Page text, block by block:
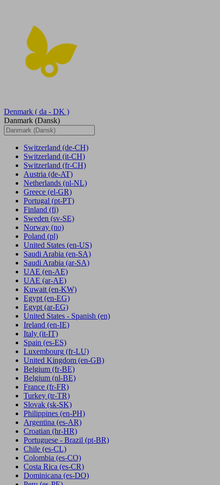
Denmark ( da - DK )
Danmark (Dansk)
Switzerland (de-CH)
Switzerland (it-CH)
Switzerland (fr-CH)
Austria (de-AT)
Netherlands (nl-NL)
Greece (el-GR)
Portugal (pt-PT)
Finland (fi)
Sweden (sv-SE)
Norway (no)
Poland (pl)
United States (en-US)
Saudi Arabia (en-SA)
Saudi Arabia (ar-SA)
UAE (en-AE)
UAE (ar-AE)
Kuwait (en-KW)
Egypt (en-EG)
Egypt (ar-EG)
United States - Spanish (en)
Ireland (en-IE)
Italy (it-IT)
Spain (es-ES)
Luxembourg (fr-LU)
United Kingdom (en-GB)
Belgium (fr-BE)
Belgium (nl-BE)
France (fr-FR)
Turkey (tr-TR)
Slovak (sk-SK)
Philippines (en-PH)
Argentina (es-AR)
Croatian (hr-HR)
Portuguese - Brazil (pt-BR)
Chile (es-CL)
Colombia (es-CO)
Costa Rica (es-CR)
Dominicana (es-DO)